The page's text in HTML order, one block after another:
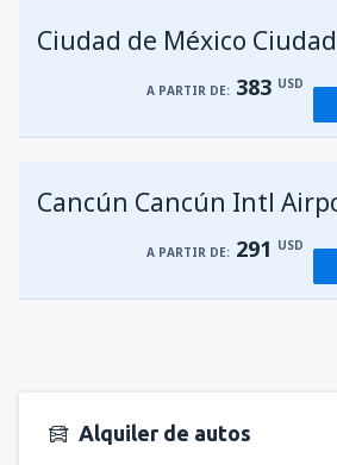
A PARTIR DE: 383 USD
A PARTIR DE: 383 USD
Medellín, José María
A PARTIR DE: 390USD
Cancún Cancún Intl
A PARTIR DE: 291 USD
desdeBogotá, El Dorado
Alquiler de autos